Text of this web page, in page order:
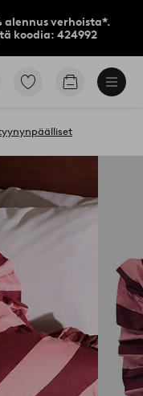
alennus verhoista*.
koodia: 424992
Siirry
Siirry